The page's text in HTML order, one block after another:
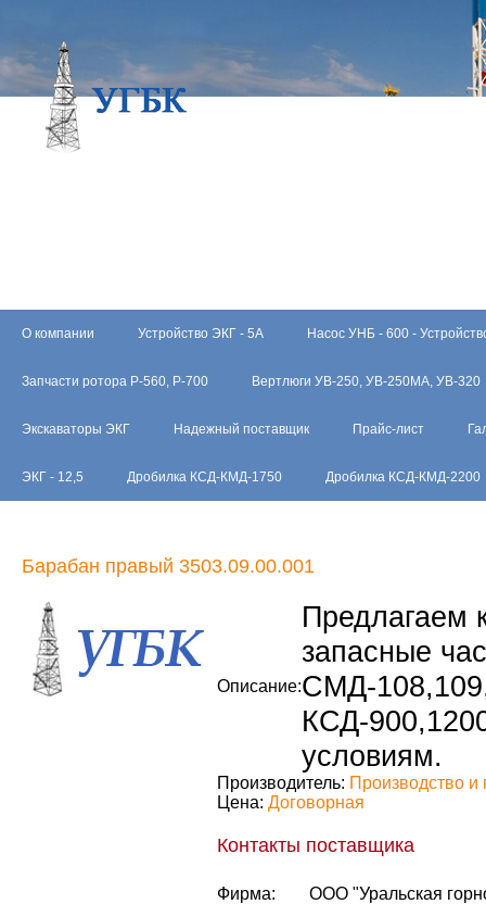
О компании Устройство ЭКГ - 5А Насос УНБ - 600 -
Запчасти ротора Р-560, Р-700 Вертлюги УВ-250, УВ-250МА, УВ-320
Экскаваторы ЭКГ Надежный поставщик Прайс-лист
ЭКГ - 12,5 Дробилка КСД-КМД-1750 Дробилка КСД-КМД-2200
Барабан правый 3503.09.00.001
Описание:
Предлагаем
запасные
СМД-
КСД-
условиям.
Производитель: Производство и
Цена: Договорная
Контакты поставщика
Фирма:
ООО "Уральская